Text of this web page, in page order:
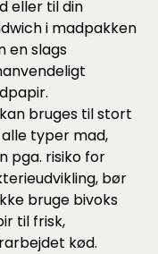
eller til din
i madpakken
en slags
bruges til stort
typer mad,
pga. risiko for
bør
bruge bivoks
til frisk,
kød.